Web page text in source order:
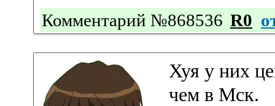
Комментарий №868536 R0
Хуя у них
чем в Мск.